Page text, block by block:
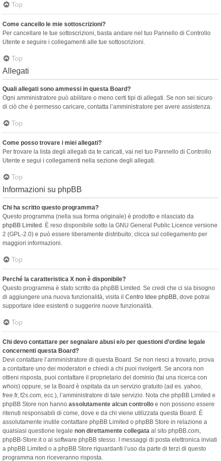
Top
Come cancello le mie sottoscrizioni?
Per cancellare le tue sottoscrizioni, basta andare nel tuo Pannello di Controllo
Utente e seguire i collegamenti alle tue sottoscrizioni.
Top
Allegati
Quali allegati sono ammessi in questa Board?
Ogni amministratore può abilitare o meno certi tipi di allegati. Se non sei sicuro
di ciò che è permesso caricare, contatta l’amministratore per avere assistenza.
Top
Come posso trovare i miei allegati?
Per trovare la lista degli allegati da te caricati, vai nel tuo Pannello di Controllo
Utente e segui i collegamenti nella sezione degli allegati.
Top
Informazioni su phpBB
Chi ha scritto questo programma?
Questo programma (nella sua forma originale) è prodotto e rilasciato da
phpBB Limited . È reso disponibile sotto la GNU General Public Licence versione
2 (GPL-2.0) e può essere liberamente distribuito; clicca sul collegamento per
maggiori informazioni.
Top
Perché la caratteristica X non è disponibile?
Questo programma è stato scritto da phpBB Limited. Se credi che ci sia bisogno
di aggiungere una nuova funzionalità, visita il Centro Idee phpBB, dove potrai
supportare idee esistenti o suggerire nuove funzionalità.
Top
Chi devo contattare per segnalare abusi e/o per questioni d’ordine legale
concernenti questa Board?
Devi contattare l’amministratore di questa Board. Se non riesci a trovarlo, prova
a contattare uno dei moderatori e chiedi a chi puoi rivolgerti. Se ancora non
ottieni risposta, puoi contattare il proprietario del dominio (fai una ricerca con
whois) oppure, se la Board è ospitata da un servizio gratuito (ad es. yahoo,
free.fr, f2s.com, ecc.), l’amministratore di tale servizio. Nota che phpBB Limited e
phpBB Store non hanno assolutamente alcun controllo e non possono essere
ritenuti responsabili di come, dove e da chi viene utilizzata questa Board. È
assolutamente inutile contattare phpBB Limited o phpBB Store in relazione a
qualsiasi questione legale non direttamente collegata al sito phpBB.com,
phpBB-Store.it o al software phpBB stesso. I messaggi di posta elettronica inviati
a phpBB Limited o a phpBB Store riguardanti l’uso da parte di terzi di questo
programma non riceveranno risposta.